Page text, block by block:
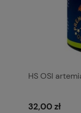
HS OSI
32,00 zł